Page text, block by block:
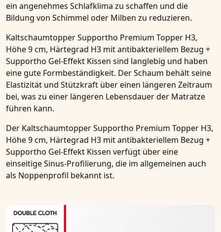
ein angenehmes Schlafklima zu schaffen und die
Bildung von Schimmel oder Milben zu reduzieren.
Kaltschaumtopper Supportho Premium Topper H3,
Höhe 9 cm, Härtegrad H3 mit antibakteriellem Bezug +
Supportho Gel-Effekt Kissen sind langlebig und haben
eine gute Formbeständigkeit. Der Schaum behält seine
Elastizität und Stützkraft über einen längeren Zeitraum
bei, was zu einer längeren Lebensdauer der Matratze
führen kann.
Der Kaltschaumtopper Supportho Premium Topper H3,
Höhe 9 cm, Härtegrad H3 mit antibakteriellem Bezug +
Supportho Gel-Effekt Kissen verfügt über eine
einseitige Sinus-Profilierung, die im allgemeinen auch
als Noppenprofil bekannt ist.